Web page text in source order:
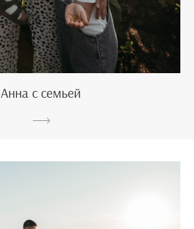
Анна с семьей